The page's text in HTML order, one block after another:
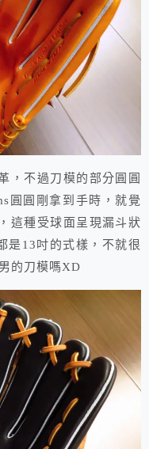
不過刀模的部分圓圓
圓圓剛拿到手時，就覺
這種受球面呈現漏斗狀
是13吋的式樣，不就很
的刀模嗎XD